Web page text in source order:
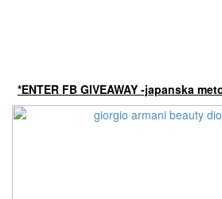
*ENTER FB GIVEAWAY -japanska